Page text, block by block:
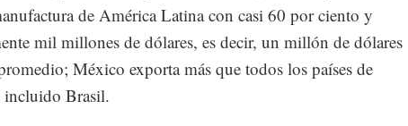
de América Latina con casi 60 por ciento y
mil millones de dólares, es decir, un millón de dólares
México exporta más que todos los países de
incluido Brasil.